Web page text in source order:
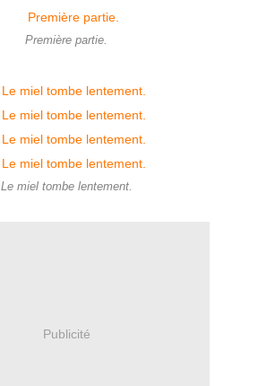
Première partie.
Le miel tombe lentement.
Publicité